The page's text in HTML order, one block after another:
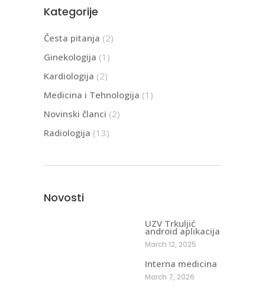
Kategorije
Česta pitanja (2)
Ginekologija (1)
Kardiologija (2)
Medicina i Tehnologija (1)
Novinski članci (2)
Radiologija (13)
Novosti
UZV Trkuljić
android aplikacija
March 12, 2025
Interna medicina
March 7, 2026